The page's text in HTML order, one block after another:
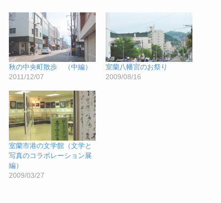
秋の中央町散歩 （中編）
2011/12/07
室蘭八幡宮のお祭り
2009/08/16
室蘭市港の文学館（文学と
写真のコラボレーション展
編）
2009/03/27